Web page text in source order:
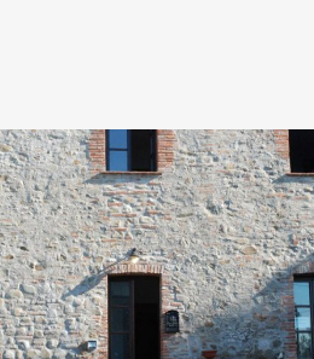
SAI – SISTEMA ACCOGLIENZA
INTEGRAZIONE